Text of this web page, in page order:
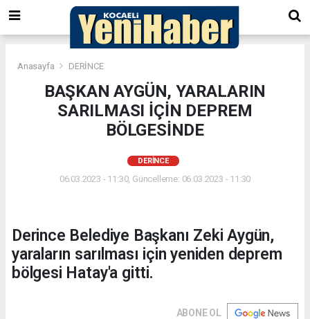
Anasayfa DERİNCE
BAŞKAN AYGÜN, YARALARIN
SARILMASI İÇİN DEPREM
BÖLGESİNDE
DERİNCE
06.03.2023 - 11:30, Güncelleme: 06.03.2023 - 11:30
Derince Belediye Başkanı Zeki Aygün,
yaraların sarılması için yeniden deprem
bölgesi Hatay'a gitti.
ABONE OL